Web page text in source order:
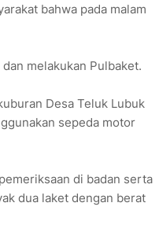
bahwa pada malam
melakukan Pulbaket.
Desa Teluk Lubuk
sepeda motor
di badan serta
dua laket dengan berat